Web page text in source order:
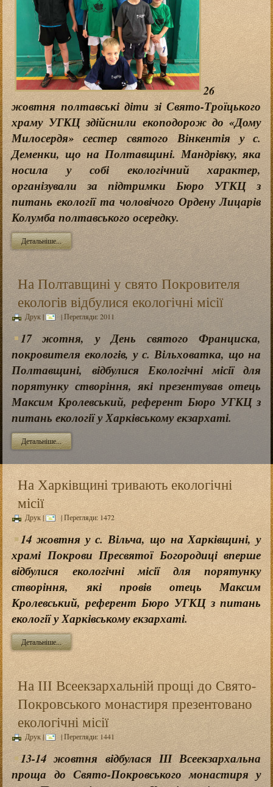
26
жовтня полтавські діти зі Свято-Троїцького
храму УГКЦ здійснили екоподорож до «Дому
Милосердя» сестер святого Вінкентія у с.
Деменки, що на Полтавщині. Мандрівку, яка
носила у собі екологічний характер,
організували за підтримки Бюро УГКЦ з
питань екології та чоловічого Ордену Лицарів
Колумба полтавського осередку.
Детальніше...
На Полтавщині у свято Покровителя
екологів відбулися екологічні місії
Друк| | Перегляди: 2011
17 жотня, у День святого Франциска,
покровителя екологів, у с. Вільховатка, що на
Полтавщині, відбулися Екологічні місії для
порятунку створіння, які презентував отець
Максим Кролевський, референт Бюро УГКЦ з
питань екології у Харківському екзархаті.
Детальніше...
На Харківщині тривають екологічні
місії
Друк| | Перегляди: 1472
14 жовтня у с. Вільча, що на Харківщині, у
храмі Покрови Пресвятої Богородиці вперше
відбулися екологічні місії для порятунку
створіння, які провів отець Максим
Кролевський, референт Бюро УГКЦ з питань
екології у Харківському екзархаті.
Детальніше...
На ІІІ Всеекзархальній прощі до Свято-
Покровського монастиря презентовано
екологічні місії
Друк| | Перегляди: 1441
13-14 жовтня відбулася ІІІ Всеекзархальна
проща до Свято-Покровського монастиря у